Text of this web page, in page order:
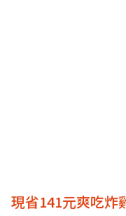
現省141元爽吃炸